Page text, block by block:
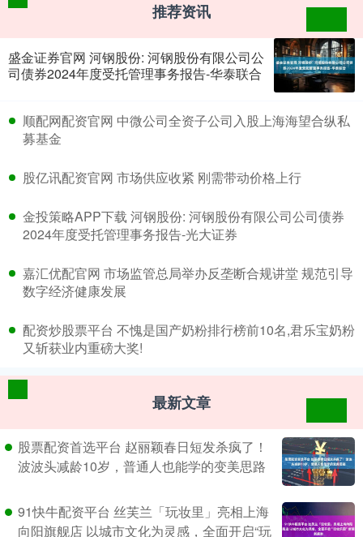
推荐资讯
盛金证券官网 河钢股份: 河钢股份有限公司公
司债券2024年度受托管理事务报告-华泰联合
​顺配网配资官网 中微公司全资子公司入股上海海望合纵私
募基金
​股亿讯配资官网 市场供应收紧 刚需带动价格上行
​金投策略APP下载 河钢股份: 河钢股份有限公司公司债券
2024年度受托管理事务报告-光大证券
​嘉汇优配官网 市场监管总局举办反垄断合规讲堂 规范引导
数字经济健康发展
​配资炒股票平台 不愧是国产奶粉排行榜前10名,君乐宝奶粉
又斩获业内重磅大奖!
最新文章
股票配资首选平台 赵丽颖春日短发杀疯了！
波波头减龄10岁，普通人也能学的变美思路
91快牛配资平台 丝芙兰「玩妆里」亮相上海
向阳旗舰店 以城市文化为灵感，全面开启“玩